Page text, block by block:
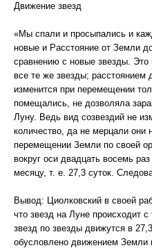
Движение звезд
«Мы спали и просыпались и
новые и Расстояние от Земли
сравнению с новые звезды.
все те же звезды; расстоянием
изменится при перемещении
помещались, не дозволяла
Луну. Ведь вид созвездий не
количество, да не мерцали они
перемещении Земли по своей
вокруг оси двадцать восемь
месяцу, т. е. 27,3 суток.
Вывод: Циолковский в своей
что звезд на Луне происходит
звезд по звезды движутся в
обусловлено движением Земли